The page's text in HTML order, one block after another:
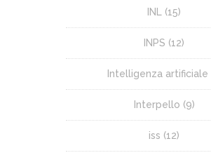
INL (15)
INPS (12)
Intelligenza artificiale
Interpello (9)
iss (12)